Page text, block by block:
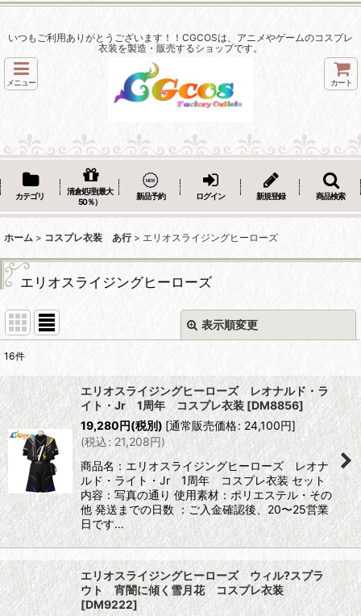
いつもご利用ありがとうございます！！CGCOSは、アニメやゲームのコスプレ
衣装を製造・販売するショップです。
メニュー カート
カテゴリ
清倉処理(最大
50％）
新品予約 ログイン 新規登録 商品検索
ホーム > コスプレ衣装 あ行 > エリオスライジングヒーローズ
エリオスライジングヒーローズ
表示順変更
並び順:
絞り込む
16件
エリオスライジングヒーローズ レオナルド・ラ
イト・Jr 1周年 コスプレ衣装 [DM8856]
19,280円(税別) [通常販売価格: 24,100円]
(税込: 21,208円)
商品名：エリオスライジングヒーローズ レオナ
ルド・ライト・Jr 1周年 コスプレ衣装 セット
内容：写真の通り 使用素材：ポリエステル・その
他 発送までの日数 ：ご入金確認後、20〜25営業
日です…
エリオスライジングヒーローズ ウィル?スプラ
ウト 宵闇に傾く雪月花 コスプレ衣装
[DM9222]